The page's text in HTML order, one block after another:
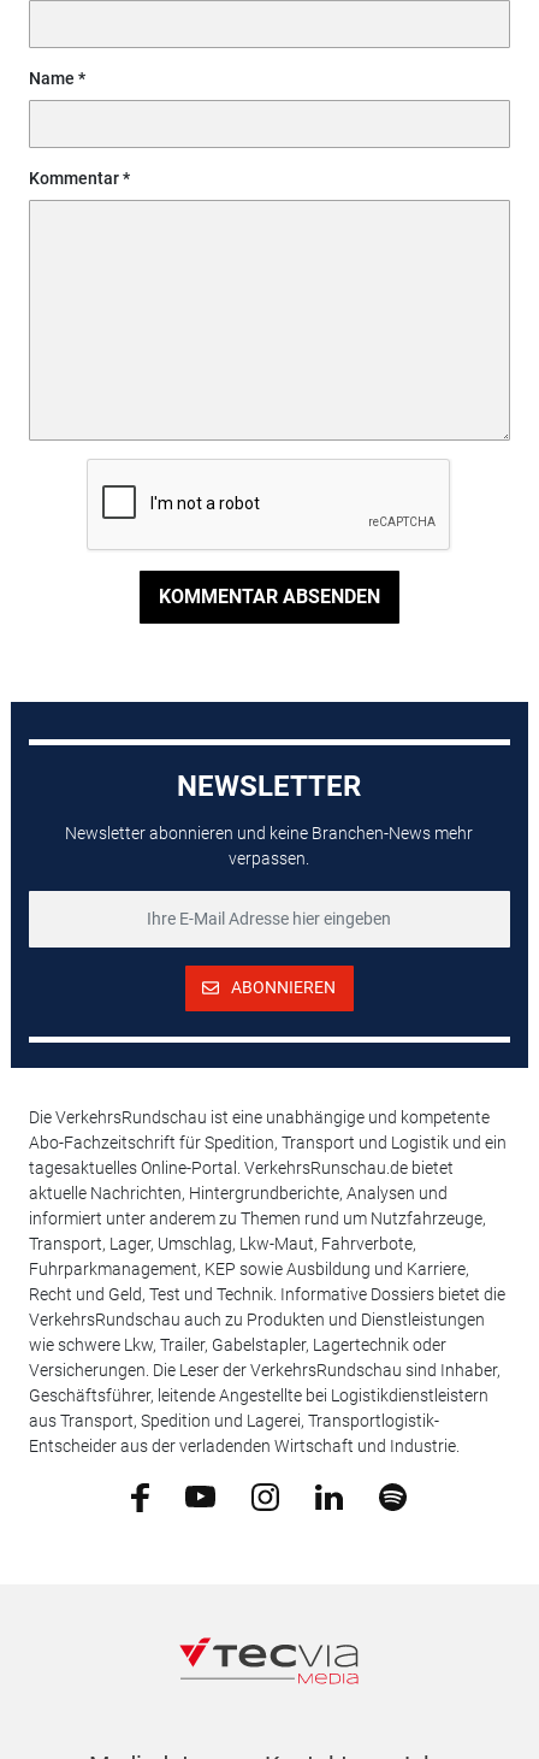
Name
Kommentar
KOMMENTAR ABSENDEN
NEWSLETTER
Newsletter abonnieren und keine Branchen-News mehr
verpassen.
ABONNIEREN
Die VerkehrsRundschau ist eine unabhängige und kompetente
Abo-Fachzeitschrift für Spedition, Transport und Logistik und ein
tagesaktuelles Online-Portal. VerkehrsRunschau.de bietet
aktuelle Nachrichten, Hintergrundberichte, Analysen und
informiert unter anderem zu Themen rund um Nutzfahrzeuge,
Transport, Lager, Umschlag, Lkw-Maut, Fahrverbote,
Fuhrparkmanagement, KEP sowie Ausbildung und Karriere,
Recht und Geld, Test und Technik. Informative Dossiers bietet die
VerkehrsRundschau auch zu Produkten und Dienstleistungen
wie schwere Lkw, Trailer, Gabelstapler, Lagertechnik oder
Versicherungen. Die Leser der VerkehrsRundschau sind Inhaber,
Geschäftsführer, leitende Angestellte bei Logistikdienstleistern
aus Transport, Spedition und Lagerei, Transportlogistik-
Entscheider aus der verladenden Wirtschaft und Industrie.